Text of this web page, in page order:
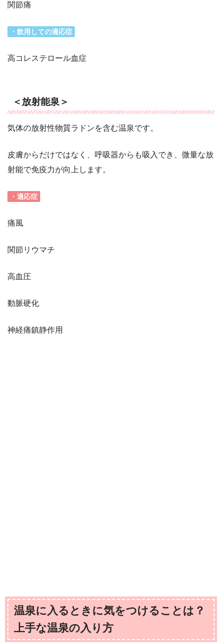
関節痛
・飲用しての適応症
高コレステロール血症
＜放射能泉＞
気体の放射性物質ラドンを含む温泉です。
皮膚からだけではなく、呼吸器からも吸入でき、微量な放
射能で免疫力が向上します。
・適応症
痛風
関節リウマチ
高血圧
動脈硬化
神経痛鎮静作用
温泉に入るときに気をつけることは？
上手な温泉の入り方